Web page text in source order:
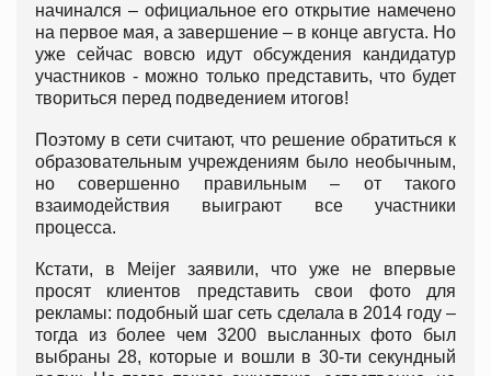
начинался – официальное его открытие намечено
на первое мая, а завершение – в конце августа. Но
уже сейчас вовсю идут обсуждения кандидатур
участников - можно только представить, что будет
твориться перед подведением итогов!
Поэтому в сети считают, что решение обратиться к
образовательным учреждениям было необычным,
но совершенно правильным – от такого
взаимодействия выиграют все участники
процесса.
Кстати, в Meijer заявили, что уже не впервые
просят клиентов представить свои фото для
рекламы: подобный шаг сеть сделала в 2014 году –
тогда из более чем 3200 высланных фото был
выбраны 28, которые и вошли в 30-ти секундный